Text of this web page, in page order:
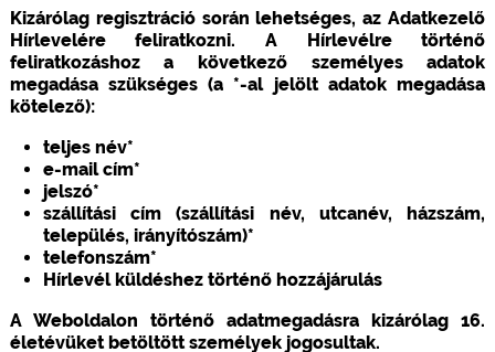
Kizárólag regisztráció során lehetséges, az Adatkezelő
Hírlevelére feliratkozni. A Hírlevélre történő
feliratkozáshoz a következő személyes adatok
megadása szükséges (a *-al jelölt adatok megadása
kötelező):
teljes név*
e-mail cím*
jelszó*
szállítási cím (szállítási név, utcanév, házszám,
település, irányítószám)*
telefonszám*
Hírlevél küldéshez történő hozzájárulás
A Weboldalon történő adatmegadásra kizárólag 16.
életévüket betöltött személyek jogosultak.